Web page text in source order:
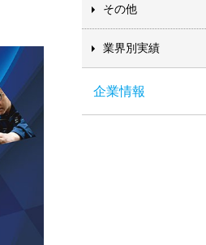
その他
業界別実績
企業情報